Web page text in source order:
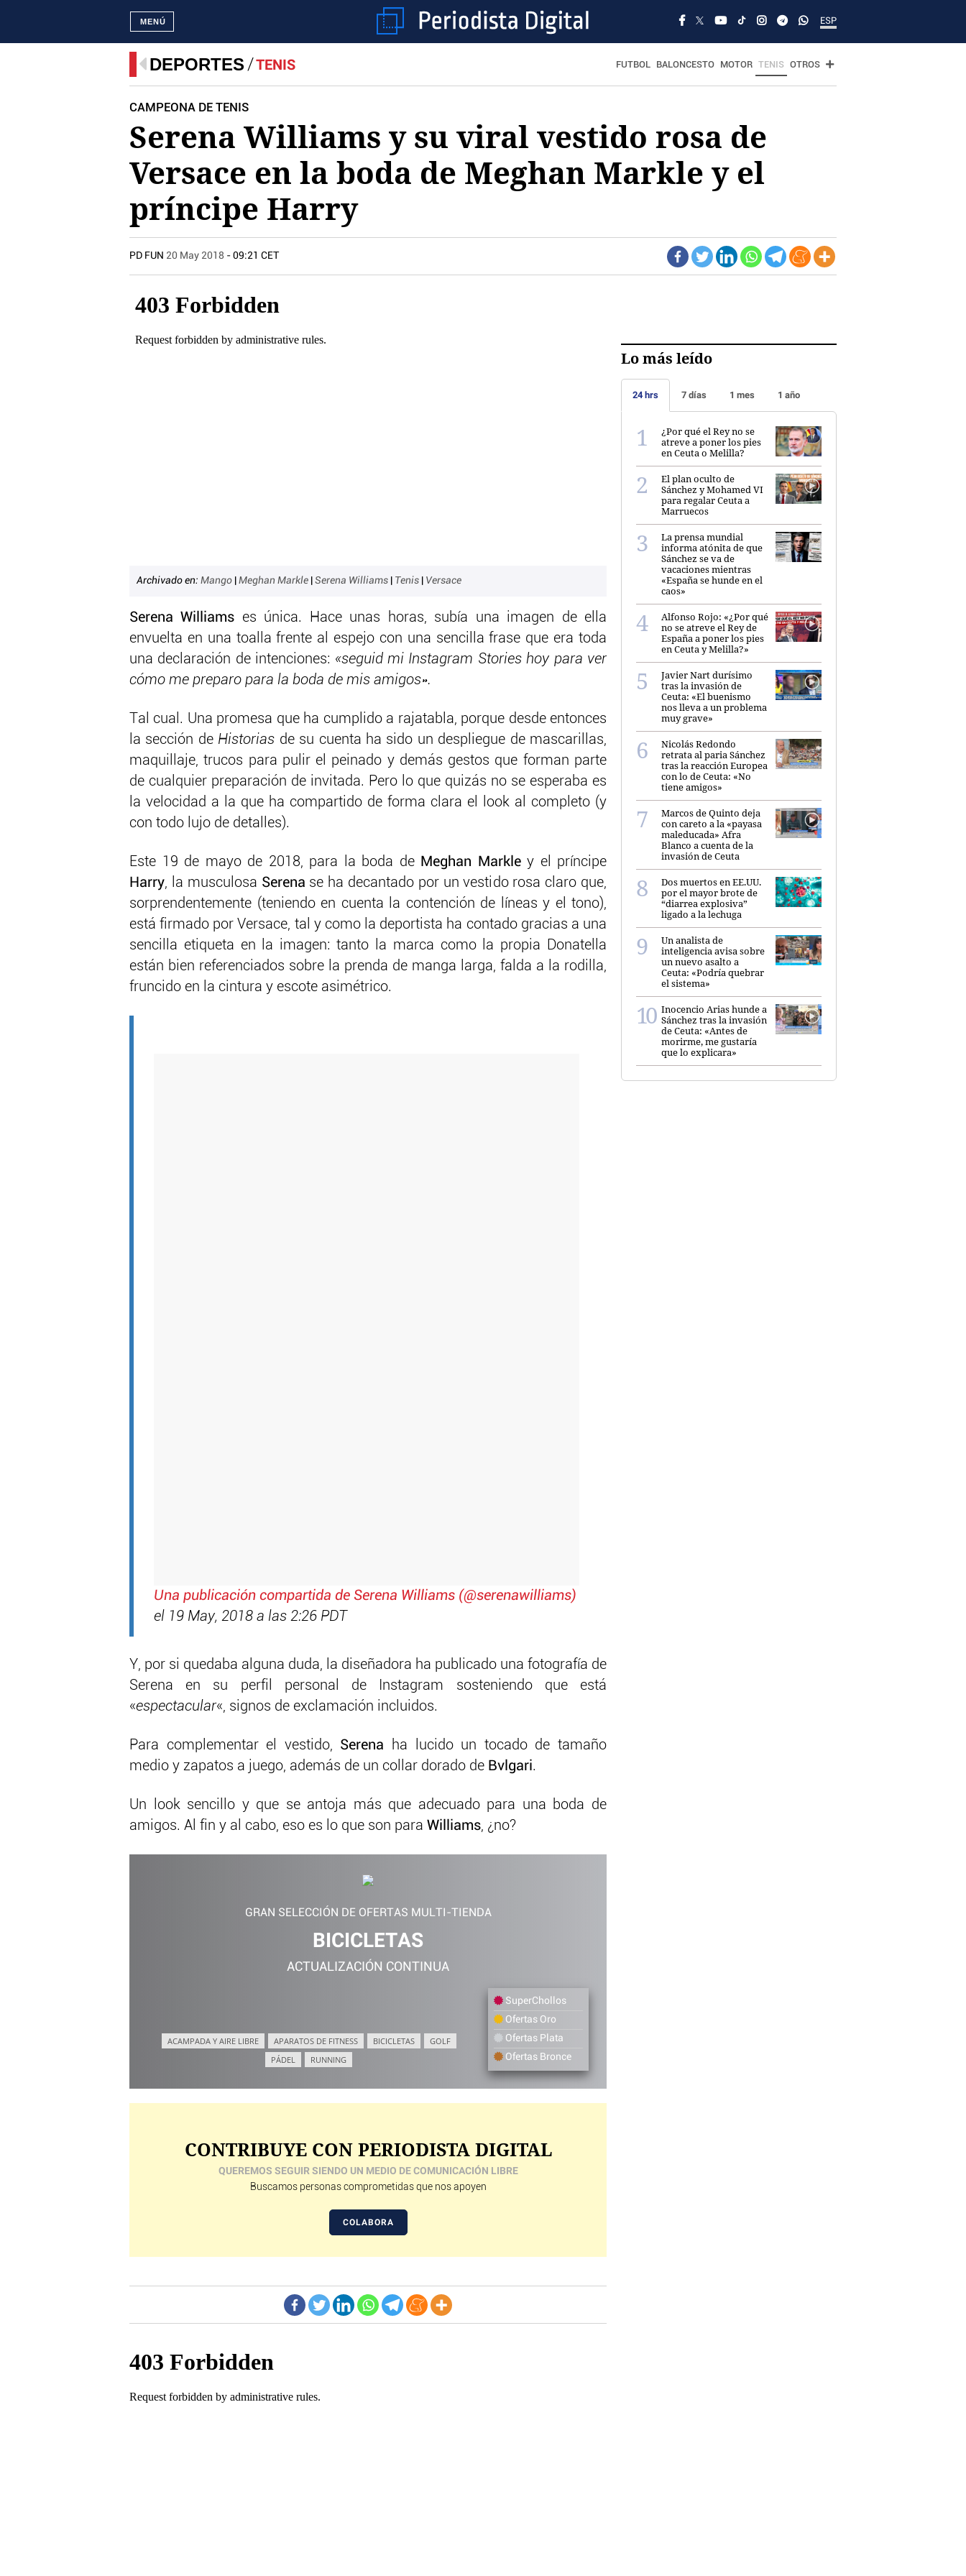
ESP
MENÚ
DEPORTES TENIS FUTBOL BALONCESTO MOTOR TENIS OTROS
CAMPEONA DE TENIS
Serena Williams y su viral vestido rosa de
Versace en la boda de Meghan Markle y el
príncipe Harry
PD FUN 20 May 2018 - 09:21 CET
Archivado en: Mango Meghan Markle Serena Williams Tenis Versace
Serena Williams es única. Hace unas horas, subía una imagen de ella
envuelta en una toalla frente al espejo con una sencilla frase que era toda
una declaración de intenciones: «seguid mi Instagram Stories hoy para ver
cómo me preparo para la boda de mis amigos».
Tal cual. Una promesa que ha cumplido a rajatabla, porque desde entonces
la sección de Historias de su cuenta ha sido un despliegue de mascarillas,
maquillaje, trucos para pulir el peinado y demás gestos que forman parte
de cualquier preparación de invitada. Pero lo que quizás no se esperaba es
la velocidad a la que ha compartido de forma clara el look al completo (y
con todo lujo de detalles).
Este 19 de mayo de 2018, para la boda de Meghan Markley el príncipe
Harry , la musculosa Serena se ha decantado por un vestido rosa claro que,
sorprendentemente (teniendo en cuenta la contención de líneas y el tono),
está firmado por Versace, tal y como la deportista ha contado gracias a una
sencilla etiqueta en la imagen: tanto la marca como la propia Donatella
están bien referenciados sobre la prenda de manga larga, falda a la rodilla,
fruncido en la cintura y escote asimétrico.
Una publicación compartida de Serena Williams (@serenawilliams)
el 19 May, 2018 a las 2:26 PDT
Y, por si quedaba alguna duda, la diseñadora ha publicado una fotografía de
Serena en su perfil personal de Instagram sosteniendo que está
«espectacular«, signos de exclamación incluidos.
Para complementar el vestido, Serena ha lucido un tocado de tamaño
medio y zapatos a juego, además de un collar dorado de Bvlgari.
Un look sencillo y que se antoja más que adecuado para una boda de
amigos. Al fin y al cabo, eso es lo que son para Williams , ¿no?
GRAN SELECCIÓN DE OFERTAS MULTI-TIENDA
BICICLETAS
ACTUALIZACIÓN CONTINUA
ACAMPADA Y AIRE LIBRE APARATOS DE FITNESS BICICLETAS
GOLF
PÁDEL
RUNNING
SuperChollos
Ofertas Oro
Ofertas Plata
Ofertas Bronce
CONTRIBUYE CON PERIODISTA DIGITAL
QUEREMOS SEGUIR SIENDO UN MEDIO DE COMUNICACIÓN LIBRE
Buscamos personas comprometidas que nos apoyen
COLABORA
Lo más leído
24 hrs 7 días 1 mes 1 año
¿Por qué el Rey no se
atreve a poner los pies
en Ceuta o Melilla?
El plan oculto de
Sánchez y Mohamed VI
para regalar Ceuta a
Marruecos
La prensa mundial
informa atónita de que
Sánchez se va de
vacaciones mientras
«España se hunde en el
caos»
Alfonso Rojo: «¿Por qué
no se atreve el Rey de
España a poner los pies
en Ceuta y Melilla?»
Javier Nart durísimo
tras la invasión de
Ceuta: «El buenismo
nos lleva a un problema
muy grave»
Nicolás Redondo
retrata al paria Sánchez
tras la reacción Europea
con lo de Ceuta: «No
tiene amigos»
Marcos de Quinto deja
con careto a la «payasa
maleducada» Afra
Blanco a cuenta de la
invasión de Ceuta
Dos muertos en EE.UU.
por el mayor brote de
“diarrea explosiva”
ligado a la lechuga
Un analista de
inteligencia avisa sobre
un nuevo asalto a
Ceuta: «Podría quebrar
el sistema»
Inocencio Arias hunde a
Sánchez tras la invasión
de Ceuta: «Antes de
morirme, me gustaría
que lo explicara»